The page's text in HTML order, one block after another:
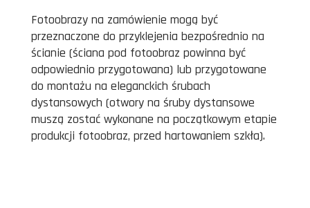
Fotoobrazy na zamówienie mogą być
przeznaczone do przyklejenia bezpośrednio na
ścianie (ściana pod fotoobraz powinna być
odpowiednio przygotowana) lub przygotowane
do montażu na eleganckich śrubach
dystansowych (otwory na śruby dystansowe
muszą zostać wykonane na początkowym etapie
produkcji fotoobraz, przed hartowaniem szkła).